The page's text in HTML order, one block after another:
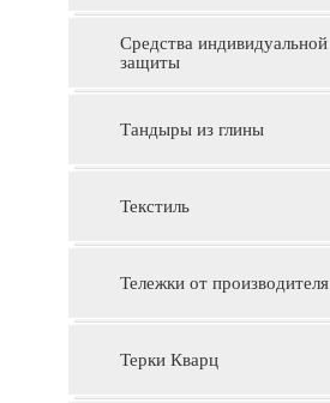
Средства индивидуальной
защиты
Тандыры из глины
Текстиль
Тележки от производителя
Терки Кварц